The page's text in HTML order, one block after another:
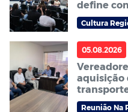
define
próximo
Cultura
05.08.2026
aquisição
cobram
Reunião Na